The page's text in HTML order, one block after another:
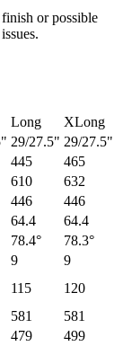
or possible
Long
XLong
29/27.5" 29/27.5"
445
465
610
632
446
446
64.4
64.4
78.4°
78.3°
9
9
115
120
581
581
479
499